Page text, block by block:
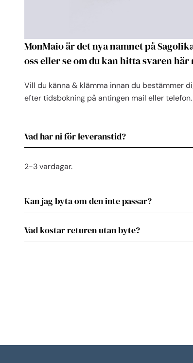
MonMaio är det nya namnet på
oss eller se om du kan hitta svaren här
Vill du känna & klämma innan du bestämmer
efter tidsbokning på antingen mail eller telefon.
Vad har ni för leveranstid?
2-3 vardagar.
Kan jag byta om den inte passar?
Vad kostar returen utan byte?